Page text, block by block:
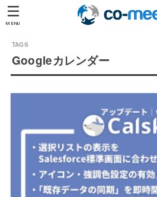
MENU
Googleカレンダー